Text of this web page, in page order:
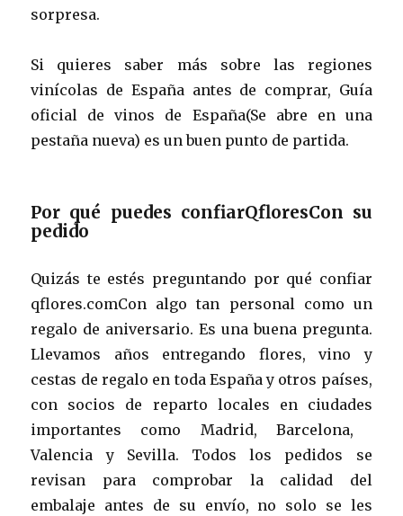
sorpresa.
Si quieres saber más sobre las regiones
vinícolas de España antes de comprar, Guía
oficial de vinos de España(Se abre en una
pestaña nueva) es un buen punto de partida.
Por qué puedes confiarQfloresCon su
pedido
Quizás te estés preguntando por qué confiar
qflores.comCon algo tan personal como un
regalo de aniversario. Es una buena pregunta.
Llevamos años entregando flores, vino y
cestas de regalo en toda España y otros países,
con socios de reparto locales en ciudades
importantes como Madrid, Barcelona, ​​
Valencia y Sevilla. Todos los pedidos se
revisan para comprobar la calidad del
embalaje antes de su envío, no solo se les